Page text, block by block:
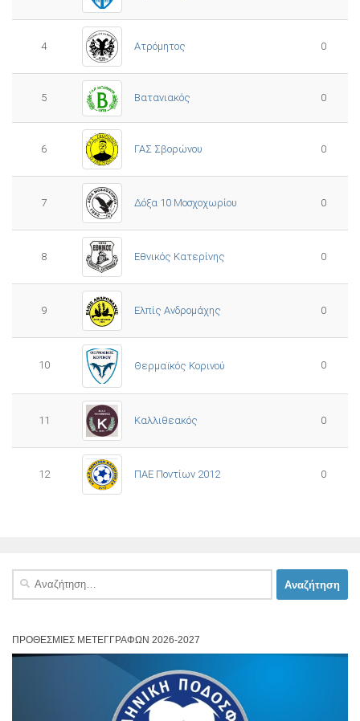
4 Ατρόμητος 0
5 Βατανιακός 0
6 ΓΑΣ Σβορώνου 0
7 Δόξα 10 Μοσχοχωρίου 0
8 Εθνικός Κατερίνης 0
9 Ελπίς Ανδρομάχης 0
10 Θερμαϊκός Κορινού 0
11 Καλλιθεακός 0
12 ΠΑΕ Ποντίων 2012 0
Αναζήτηση
ΠΡΟΘΕΣΜΊΕΣ ΜΕΤΕΓΓΡΑΦΏΝ 2026-2027